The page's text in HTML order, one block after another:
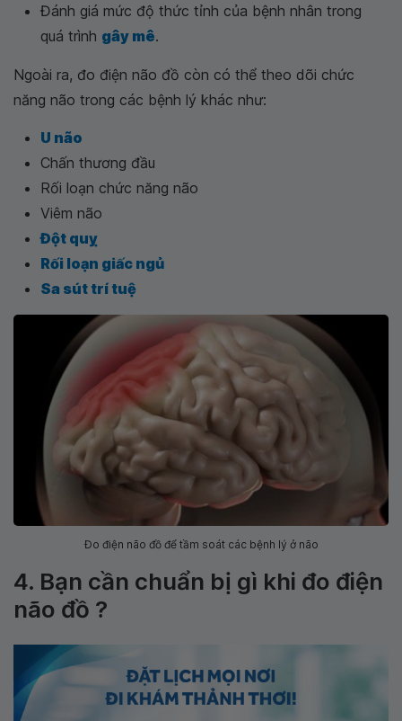
Đánh giá mức độ thức tỉnh của bệnh nhân trong
quá trình gây mê.
Ngoài ra, đo điện não đồ còn có thể theo dõi chức
năng não trong các bệnh lý khác như:
U não
Chấn thương đầu
Rối loạn chức năng não
Viêm não
Đột quỵ
Rối loạn giấc ngủ
Sa sút trí tuệ
Đo điện não đồ để tầm soát các bệnh lý ở não
4. Bạn cần chuẩn bị gì khi đo điện
não đồ ?